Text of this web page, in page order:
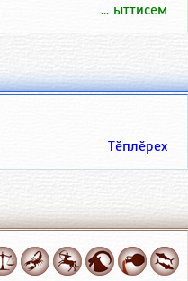
... ыттисем
Тӗплӗрех